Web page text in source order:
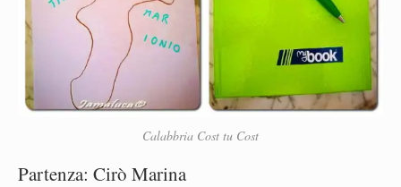
Calabbria Cost tu Cost
Partenza: Cirò Marina